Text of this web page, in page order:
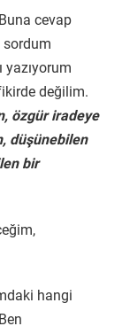
cevap
sordum
yazıyorum
değilim.
özgür iradeye
düşünebilen
bir
hangi